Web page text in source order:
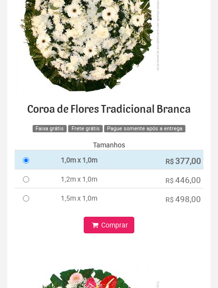
Coroa de Flores Tradicional Branca
Faixa grátis Frete grátis Pague somente após a entrega
Tamanhos
1,0m x 1,0m
R$ 377,00
1,2m x 1,0m R$ 446,00
1,5m x 1,0m R$ 498,00
Comprar